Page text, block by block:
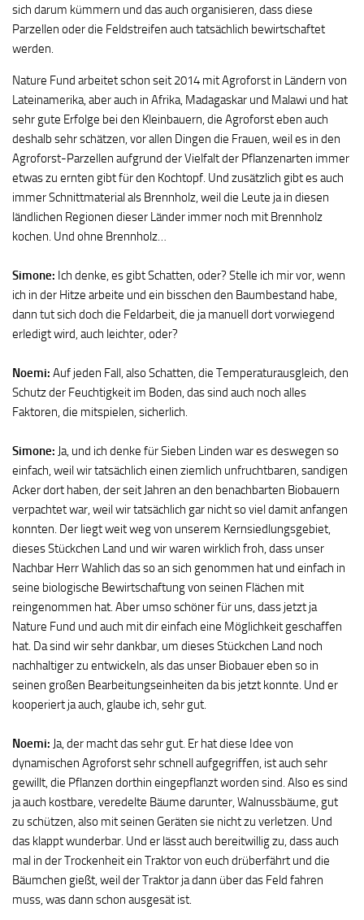
sich darum kümmern und das auch organisieren, dass diese
Parzellen oder die Feldstreifen auch tatsächlich bewirtschaftet
werden.
Nature Fund arbeitet schon seit 2014 mit Agroforst in Ländern von
Lateinamerika, aber auch in Afrika, Madagaskar und Malawi und hat
sehr gute Erfolge bei den Kleinbauern, die Agroforst eben auch
deshalb sehr schätzen, vor allen Dingen die Frauen, weil es in den
Agroforst-Parzellen aufgrund der Vielfalt der Pflanzenarten immer
etwas zu ernten gibt für den Kochtopf. Und zusätzlich gibt es auch
immer Schnittmaterial als Brennholz, weil die Leute ja in diesen
ländlichen Regionen dieser Länder immer noch mit Brennholz
kochen. Und ohne Brennholz…
Simone: Ich denke, es gibt Schatten, oder? Stelle ich mir vor, wenn
ich in der Hitze arbeite und ein bisschen den Baumbestand habe,
dann tut sich doch die Feldarbeit, die ja manuell dort vorwiegend
erledigt wird, auch leichter, oder?
Noemi: Auf jeden Fall, also Schatten, die Temperaturausgleich, den
Schutz der Feuchtigkeit im Boden, das sind auch noch alles
Faktoren, die mitspielen, sicherlich.
Simone: Ja, und ich denke für Sieben Linden war es deswegen so
einfach, weil wir tatsächlich einen ziemlich unfruchtbaren, sandigen
Acker dort haben, der seit Jahren an den benachbarten Biobauern
verpachtet war, weil wir tatsächlich gar nicht so viel damit anfangen
konnten. Der liegt weit weg von unserem Kernsiedlungsgebiet,
dieses Stückchen Land und wir waren wirklich froh, dass unser
Nachbar Herr Wahlich das so an sich genommen hat und einfach in
seine biologische Bewirtschaftung von seinen Flächen mit
reingenommen hat. Aber umso schöner für uns, dass jetzt ja
Nature Fund und auch mit dir einfach eine Möglichkeit geschaffen
hat. Da sind wir sehr dankbar, um dieses Stückchen Land noch
nachhaltiger zu entwickeln, als das unser Biobauer eben so in
seinen großen Bearbeitungseinheiten da bis jetzt konnte. Und er
kooperiert ja auch, glaube ich, sehr gut.
Noemi: Ja, der macht das sehr gut. Er hat diese Idee von
dynamischen Agroforst sehr schnell aufgegriffen, ist auch sehr
gewillt, die Pflanzen dorthin eingepflanzt worden sind. Also es sind
ja auch kostbare, veredelte Bäume darunter, Walnussbäume, gut
zu schützen, also mit seinen Geräten sie nicht zu verletzen. Und
das klappt wunderbar. Und er lässt auch bereitwillig zu, dass auch
mal in der Trockenheit ein Traktor von euch drüberfährt und die
Bäumchen gießt, weil der Traktor ja dann über das Feld fahren
muss, was dann schon ausgesät ist.